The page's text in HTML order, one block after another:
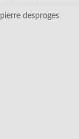
pierre desproges